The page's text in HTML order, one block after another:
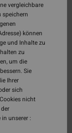
vergleichbare
können
und Inhalte zu
zu
um die
Sie
Ihrer
sich
nicht
unserer :